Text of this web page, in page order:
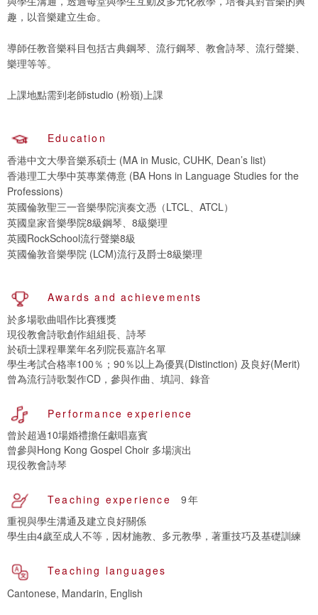
趣，以音樂建立生命。
導師任教音樂科目包括古典鋼琴、流行鋼琴、教會詩琴、流行聲樂、
樂理等等。
上課地點需到老師studio (粉嶺)上課
Education
香港中文大學音樂系碩士 (MA in Music, CUHK, Dean’s list)
香港理工大學中英專業傳意 (BA Hons in Language Studies for the
Professions)
英國倫敦聖三一音樂學院演奏文憑（LTCL、ATCL）
英國皇家音樂學院8級鋼琴、8級樂理
英國RockSchool流行聲樂8級
英國倫敦音樂學院 (LCM)流行及爵士8級樂理
Awards and achievements
於多場歌曲唱作比賽獲獎
現役教會詩歌創作組組長、詩琴
於碩士課程畢業年名列院長嘉許名單
學生考試合格率100％；90％以上為優異(Distinction) 及良好(Merit)
曾為流行詩歌製作CD，參與作曲、填詞、錄音
Performance experience
曾於超過10場婚禮擔任獻唱嘉賓
曾參與Hong Kong Gospel Choir 多場演出
現役教會詩琴
Teaching experience
9年
重視與學生溝通及建立良好關係
學生由4歲至成人不等，因材施教、多元教學，著重技巧及基礎訓練
Teaching languages
Cantonese, Mandarin, English